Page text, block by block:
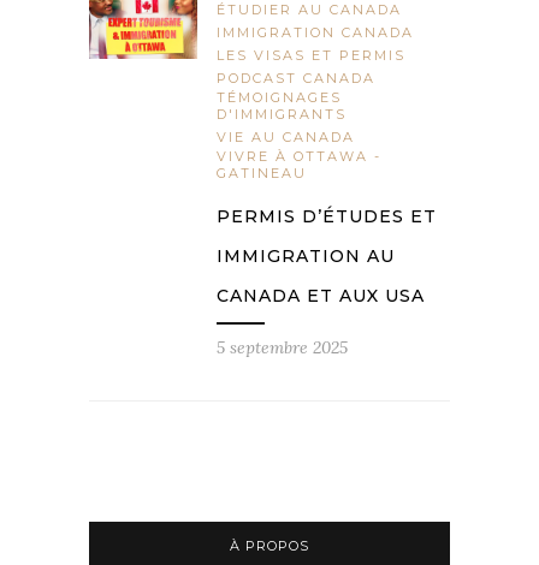
ÉTUDIER AU CANADA
IMMIGRATION CANADA
LES VISAS ET PERMIS
PODCAST CANADA
TÉMOIGNAGES
D'IMMIGRANTS
VIE AU CANADA
VIVRE À OTTAWA -
GATINEAU
PERMIS D’ÉTUDES ET
IMMIGRATION AU
CANADA ET AUX USA
5 septembre 2025
À PROPOS